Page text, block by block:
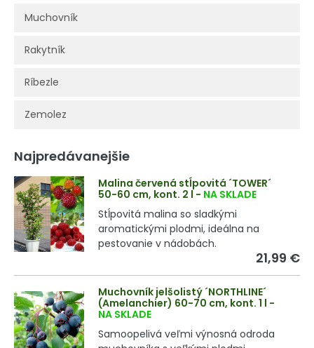
Muchovník
Rakytník
Ríbezle
Zemolez
Najpredávanejšie
Malina červená stĺpovitá ´TOWER´
50-60 cm, kont. 2 l- NA SKLADE
Stĺpovitá malina so sladkými
aromatickými plodmi, ideálna na
pestovanie v nádobách.
21,99 €
Muchovník jelšolistý ´NORTHLINE´
(Amelanchier) 60-70 cm, kont. 1 l -
NA SKLADE
Samoopelivá veľmi výnosná odroda